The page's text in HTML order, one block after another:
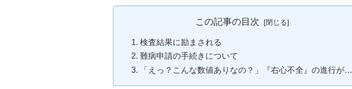
この記事の目次
1. 検査結果に励まされる
2. 難病申請の手続きについて
3. 「えっ？こんな数値ありなの？」『右心不全』の進行が…